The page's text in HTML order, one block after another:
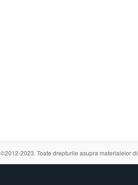
©2012-2023. Toate drepturile asupra materialelor